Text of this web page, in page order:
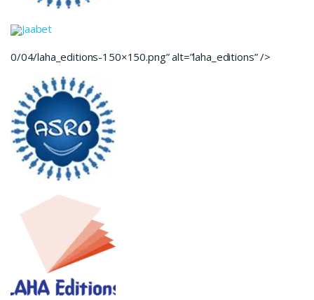
Jaabet
0/04/laha_editions-150×150.png” alt=”laha_editions” />